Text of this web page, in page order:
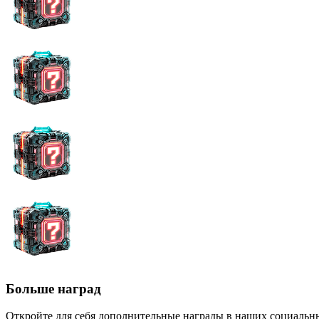
Больше наград
Откройте для себя дополнительные награды в наших